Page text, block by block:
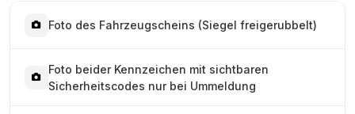
Foto des Fahrzeugscheins (Siegel freigerubbelt)
Foto beider Kennzeichen mit sichtbaren
Sicherheitscodes nur bei Ummeldung